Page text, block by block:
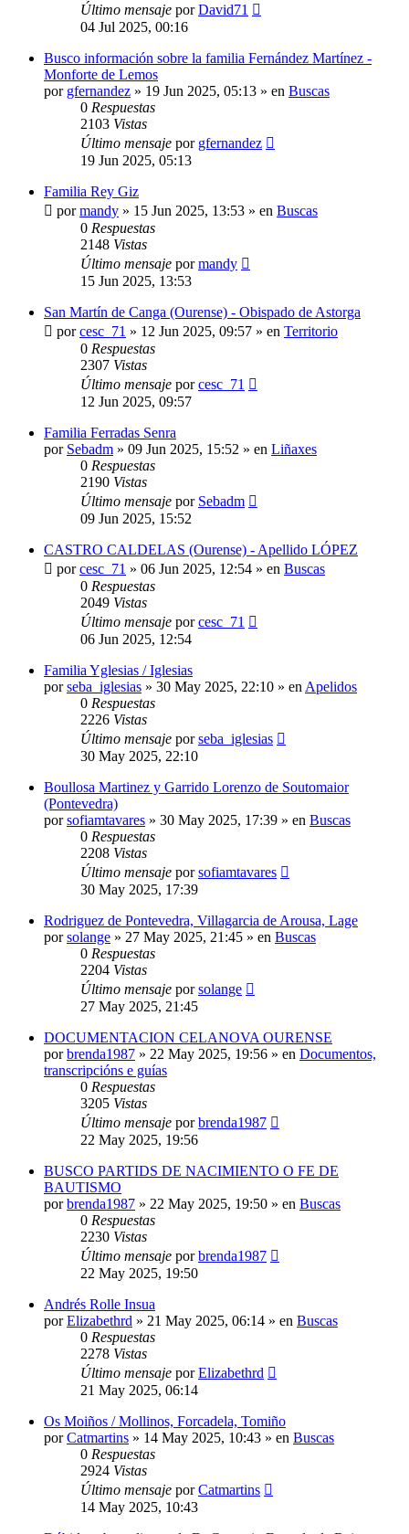
Último mensaje porDavid71
04 Jul 2025, 00:16
Busco información sobre la familia Fernández Martínez -
Monforte de Lemos
por gfernandez » 19 Jun 2025, 05:13 » en Buscas
0 Respuestas
2103 Vistas
Último mensaje por gfernandez
19 Jun 2025, 05:13
Familia Rey Giz
pormandy » 15 Jun 2025, 13:53 » en Buscas
0 Respuestas
2148 Vistas
Último mensaje pormandy
15 Jun 2025, 13:53
San Martín de Canga (Ourense) - Obispado de Astorga
porcesc_71 » 12 Jun 2025, 09:57 » en Territorio
0 Respuestas
2307 Vistas
Último mensaje porcesc_71
12 Jun 2025, 09:57
Familia Ferradas Senra
por Sebadm » 09 Jun 2025, 15:52 » en Liñaxes
0 Respuestas
2190 Vistas
Último mensaje por Sebadm
09 Jun 2025, 15:52
CASTRO CALDELAS (Ourense) - Apellido LÓPEZ
porcesc_71 » 06 Jun 2025, 12:54 » en Buscas
0 Respuestas
2049 Vistas
Último mensaje porcesc_71
06 Jun 2025, 12:54
Familia Yglesias / Iglesias
porseba_iglesias » 30 May 2025, 22:10 » en Apelidos
0 Respuestas
2226 Vistas
Último mensaje porseba_iglesias
30 May 2025, 22:10
Boullosa Martinez y Garrido Lorenzo de Soutomaior
(Pontevedra)
porsofiamtavares » 30 May 2025, 17:39 » en Buscas
0 Respuestas
2208 Vistas
Último mensaje porsofiamtavares
30 May 2025, 17:39
Rodriguez de Pontevedra, Villagarcia de Arousa, Lage
porsolange » 27 May 2025, 21:45 » en Buscas
0 Respuestas
2204 Vistas
Último mensaje porsolange
27 May 2025, 21:45
DOCUMENTACION CELANOVA OURENSE
porbrenda1987 » 22 May 2025, 19:56 » en Documentos,
transcripcións e guías
0 Respuestas
3205 Vistas
Último mensaje porbrenda1987
22 May 2025, 19:56
BUSCO PARTIDS DE NACIMIENTO O FE DE
BAUTISMO
porbrenda1987 » 22 May 2025, 19:50 » en Buscas
0 Respuestas
2230 Vistas
Último mensaje porbrenda1987
22 May 2025, 19:50
Andrés Rolle Insua
porElizabethrd » 21 May 2025, 06:14 » en Buscas
0 Respuestas
2278 Vistas
Último mensaje porElizabethrd
21 May 2025, 06:14
Os Moiños / Mollinos, Forcadela, Tomiño
porCatmartins » 14 May 2025, 10:43 » en Buscas
0 Respuestas
2924 Vistas
Último mensaje porCatmartins
14 May 2025, 10:43